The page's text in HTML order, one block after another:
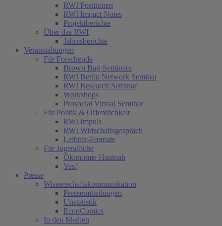
RWI Positionen
RWI Impact Notes
Projektberichte
Über das RWI
Jahresberichte
Veranstaltungen
Für Forschende
Brown Bag-Seminare
RWI Berlin Network Seminar
RWI Research Seminar
Workshops
Prosocial Virtual Seminar
Für Politik & Öffentlichkeit
RWI Impuls
RWI Wirtschaftsgespräch
Leibniz-Formate
Für Jugendliche
Ökonomie Hautnah
Yes!
Presse
Wissenschaftskommunikation
Pressemitteilungen
Unstatistik
EconComics
In den Medien